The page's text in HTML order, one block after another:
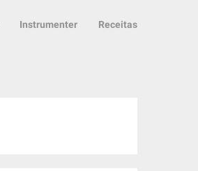
Instrumenter Receitas